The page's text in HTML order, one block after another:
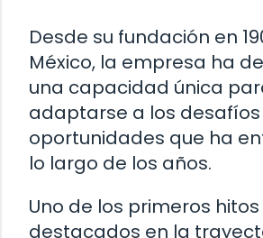
Desde su fundación en
México, la empresa ha
una capacidad única
adaptarse a los desafíos
oportunidades que ha
lo largo de los años.
Uno de los primeros hitos
destacados en la